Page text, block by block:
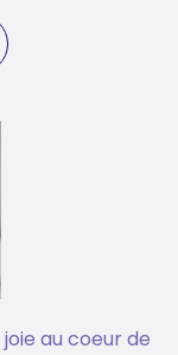
au coeur de